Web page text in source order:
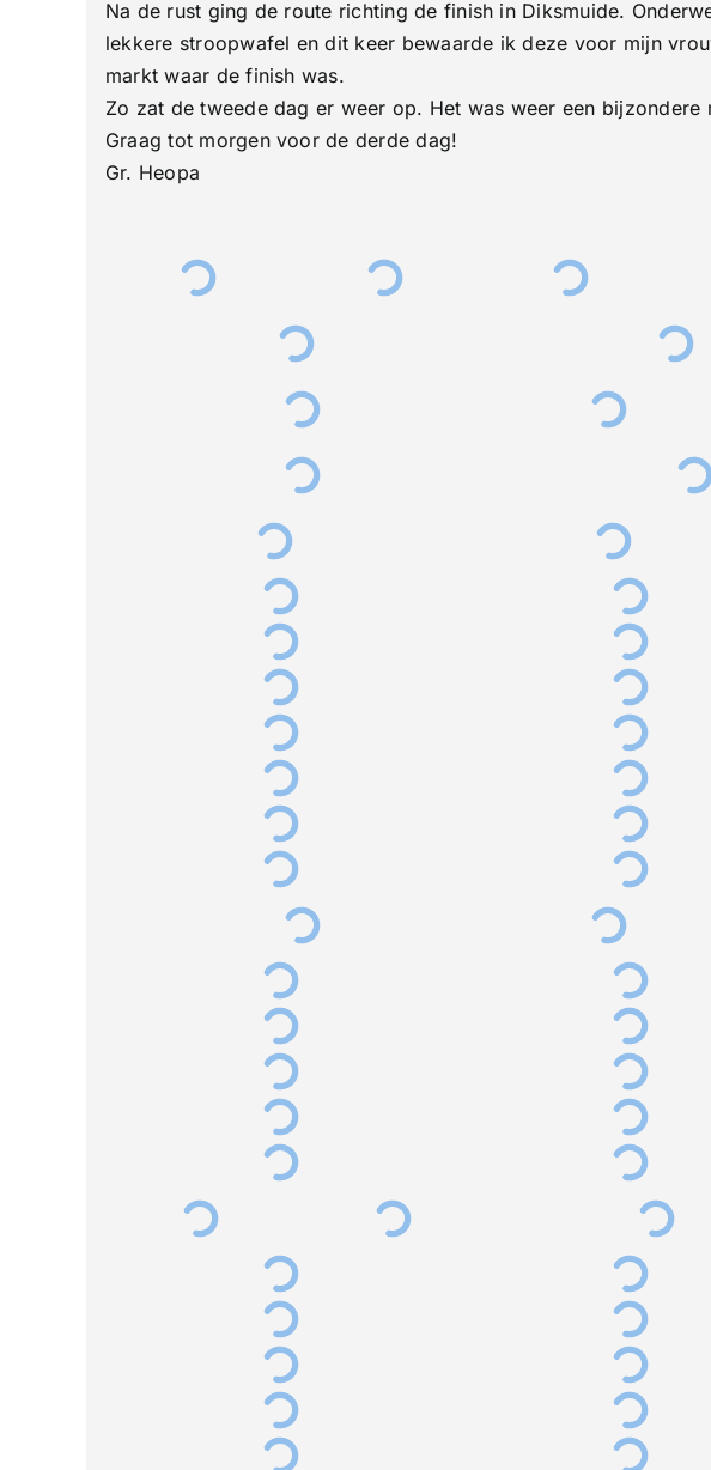
Na de rust ging de route richting de finish in Diksmuide.
lekkere stroopwafel en dit keer bewaarde ik deze voor mijn
markt waar de finish was.
Zo zat de tweede dag er weer op. Het was weer een bijzondere
Graag tot morgen voor de derde dag!
Gr. Heopa